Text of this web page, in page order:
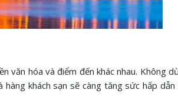
hóa và điểm đến khác nhau. Không
khách sạn sẽ càng tăng sức hấp